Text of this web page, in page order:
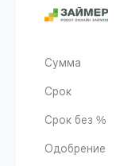
Сумма
Срок
Срок без %
Одобрение